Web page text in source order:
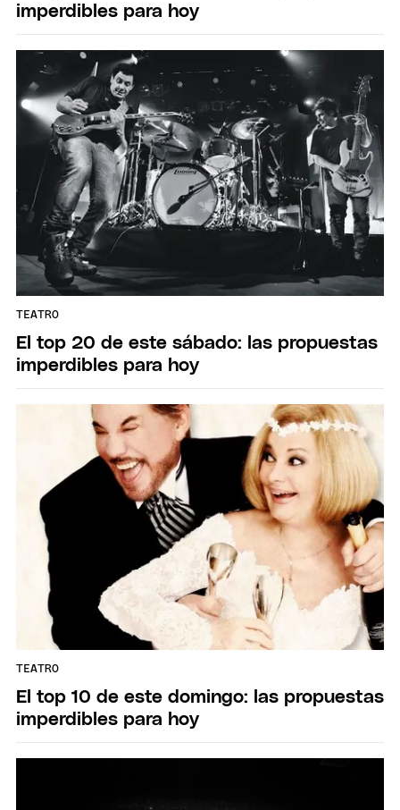
imperdibles para hoy
TEATRO
El top 20 de este sábado: las propuestas
imperdibles para hoy
TEATRO
El top 10 de este domingo: las propuestas
imperdibles para hoy